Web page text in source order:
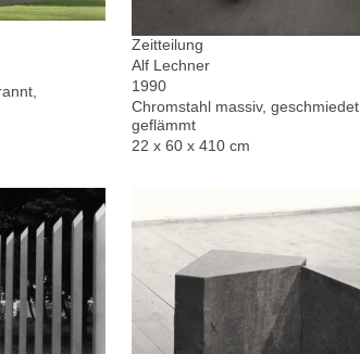
Zeitteilung
Alf Lechner
1990
Chromstahl massiv, geschmiedet,
geflämmt
22 x 60 x 410 cm